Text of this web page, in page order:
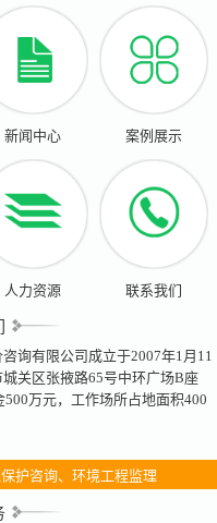
新闻中心 案例展示
人力资源 联系我们
询有限公司成立于2007年1月11
城关区张掖路65号中环广场B座
500万元，工作场所占地面积400
护咨询、环境工程监理